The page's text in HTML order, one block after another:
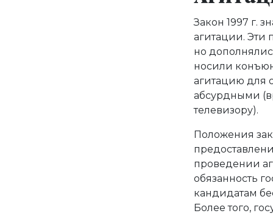
Закон 1997 г.
агитации. Эти
но
носили
агитацию для
абсурдными
телевизору).
Положения
проведении
обязанность
кандидатам
Более того,